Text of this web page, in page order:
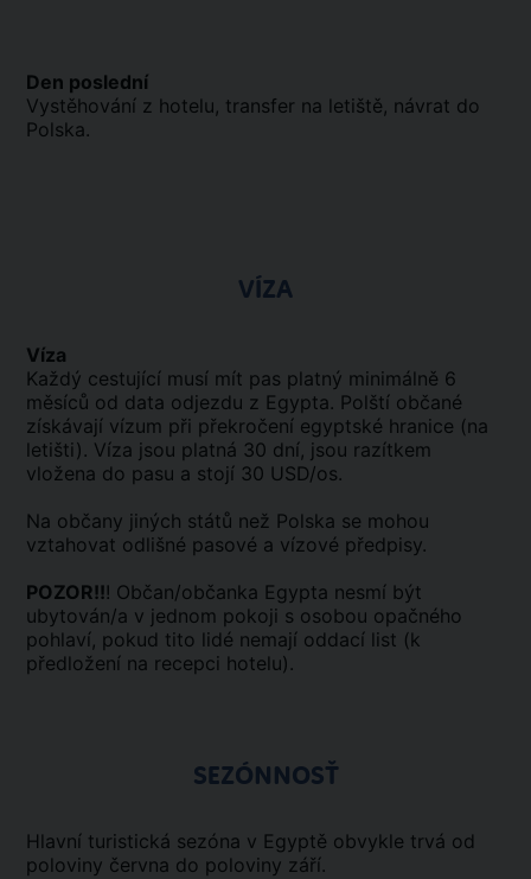
Den poslední
Vystěhování z hotelu, transfer na letiště, návrat do
Polska.
VÍZA
Víza
Každý cestující musí mít pas platný minimálně 6
měsíců od data odjezdu z Egypta. Polští občané
získávají vízum při překročení egyptské hranice (na
letišti). Víza jsou platná 30 dní, jsou razítkem
vložena do pasu a stojí 30 USD/os.
Na občany jiných států než Polska se mohou
vztahovat odlišné pasové a vízové předpisy.
POZOR!!! Občan/občanka Egypta nesmí být
ubytován/a v jednom pokoji s osobou opačného
pohlaví, pokud tito lidé nemají oddací list (k
předložení na recepci hotelu).
SEZÓNNOSŤ
Hlavní turistická sezóna v Egyptě obvykle trvá od
poloviny června do poloviny září.